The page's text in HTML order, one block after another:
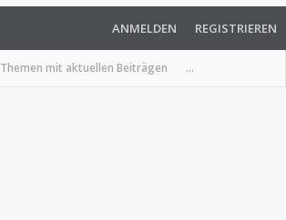
Themen mit aktuellen Beiträgen ...
ANMELDEN REGISTRIEREN